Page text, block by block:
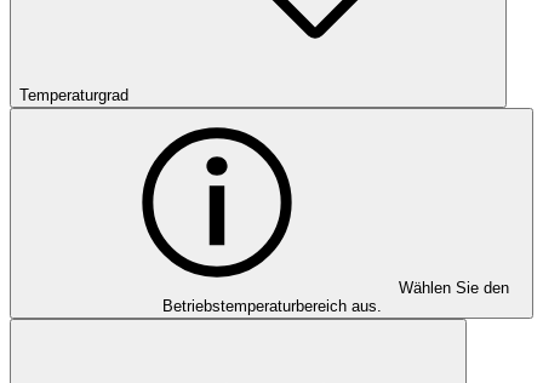
Temperaturgrad
Wählen Sie den
Betriebstemperaturbereich aus.